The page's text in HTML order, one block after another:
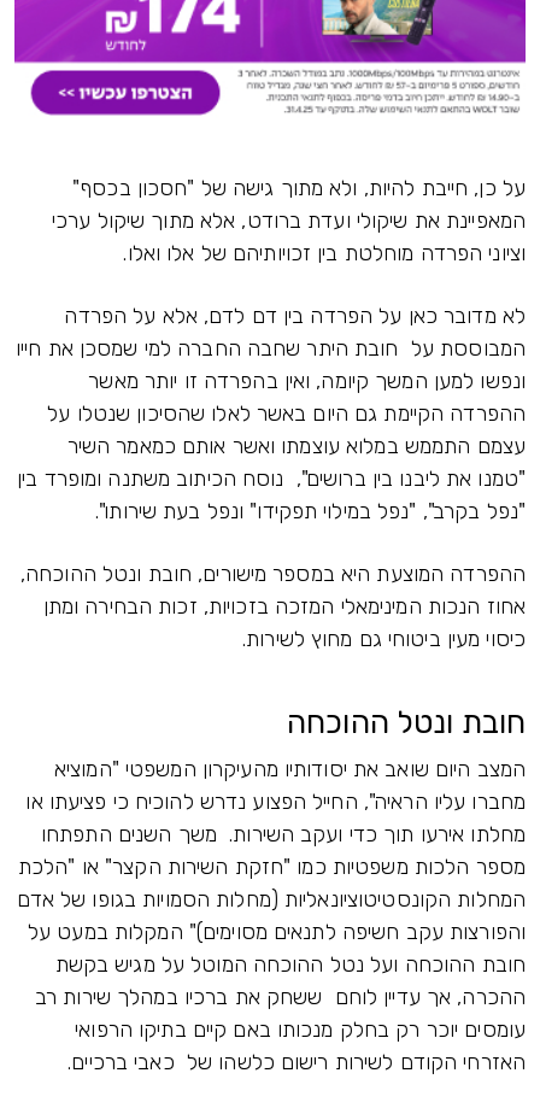
על כן, חייבת להיות, ולא מתוך גישה של "חסכון בכסף"
המאפיינת את שיקולי ועדת ברודט, אלא מתוך שיקול ערכי
וציוני הפרדה מוחלטת בין זכויותיהם של אלו ואלו.
לא מדובר כאן על הפרדה בין דם לדם, אלא על הפרדה
המבוססת על חובת היתר שחבה החברה למי שמסכן את חייו
ונפשו למען המשך קיומה, ואין בהפרדה זו יותר מאשר
ההפרדה הקיימת גם היום באשר לאלו שהסיכון שנטלו על
עצמם התממש במלוא עוצמתו ואשר אותם כמאמר השיר
"טמנו את ליבנו בין ברושים", נוסח הכיתוב משתנה ומופרד בין
"נפל בקרב", "נפל במילוי תפקידו" ונפל בעת שירותו".
ההפרדה המוצעת היא במספר מישורים, חובת ונטל ההוכחה,
אחוז הנכות המינימאלי המזכה בזכויות, זכות הבחירה ומתן
כיסוי מעין ביטוחי גם מחוץ לשירות.
חובת ונטל ההוכחה
המצב היום שואב את יסודותיו מהעיקרון המשפטי "המוציא
מחברו עליו הראיה", החייל הפצוע נדרש להוכיח כי פציעתו או
מחלתו אירעו תוך כדי ועקב השירות. משך השנים התפתחו
מספר הלכות משפטיות כמו "חזקת השירות הקצר" או "הלכת
המחלות הקונסטיטוציונאליות (מחלות הסמויות בגופו של אדם
והפורצות עקב חשיפה לתנאים מסוימים)" המקלות במעט על
חובת ההוכחה ועל נטל ההוכחה המוטל על מגיש בקשת
ההכרה, אך עדיין לוחם ששחק את ברכיו במהלך שירות רב
עומסים יוכר רק בחלק מנכותו באם קיים בתיקו הרפואי
האזרחי הקודם לשירות רישום כלשהו של כאבי ברכיים.